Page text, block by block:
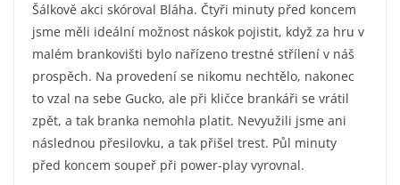
Šálkově akci skóroval Bláha. Čtyři minuty před koncem
jsme měli ideální možnost náskok pojistit, když za hru v
malém brankovišti bylo nařízeno trestné střílení v náš
prospěch. Na provedení se nikomu nechtělo, nakonec
to vzal na sebe Gucko, ale při kličce brankáři se vrátil
zpět, a tak branka nemohla platit. Nevyužili jsme ani
následnou přesilovku, a tak přišel trest. Půl minuty
před koncem soupeř při power-play vyrovnal.